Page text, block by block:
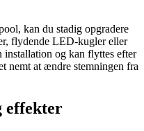
kan du stadig opgradere
flydende LED-kugler eller
og kan flyttes efter
nemt at ændre stemningen fra
effekter